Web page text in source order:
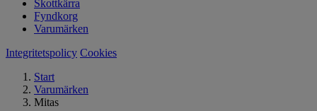
Skottkärra
Fyndkorg
Varumärken
Integritetspolicy Cookies
Start
Varumärken
Mitas